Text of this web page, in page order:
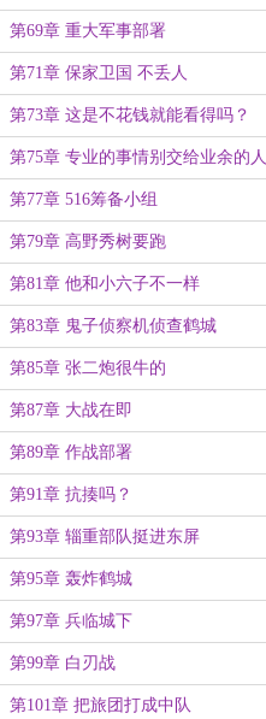
塞牙
第69章 重大军事部署
第71章 保家卫国 不丢人
第73章 这是不花钱就能看得吗？
第75章 专业的事情别交给业余的人
干
第77章 516筹备小组
第79章 高野秀树要跑
第81章 他和小六子不一样
第83章 鬼子侦察机侦查鹤城
第85章 张二炮很牛的
第87章 大战在即
第89章 作战部署
第91章 抗揍吗？
第93章 辎重部队挺进东屏
第95章 轰炸鹤城
第97章 兵临城下
第99章 白刃战
第101章 把旅团打成中队